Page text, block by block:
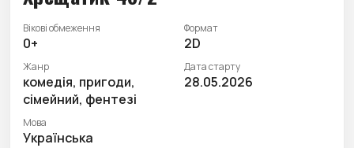
Вікові обмеження
0+
Формат
2D
Жанр
комедія, пригоди,
сімейний, фентезі
Дата старту
28.05.2026
Мова
Українська